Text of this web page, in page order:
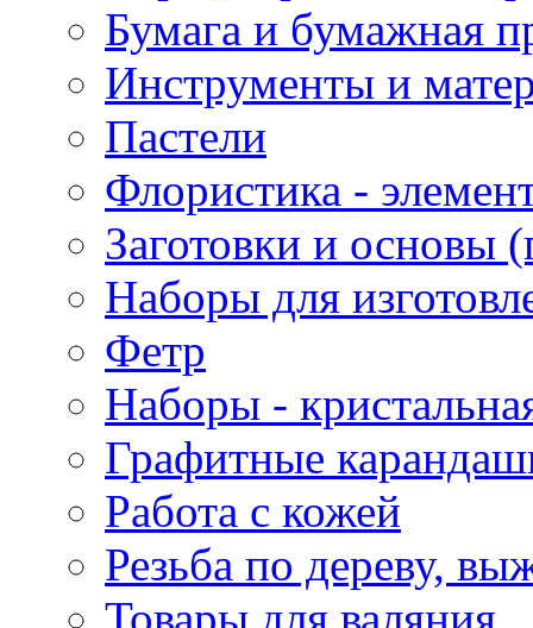
Бумага и бумажная
Инструменты и
Пастели
Флористика -
Заготовки и основы
Наборы для
Фетр
Наборы -
Графитные
Работа с кожей
Резьба по дереву,
Товары для валяния